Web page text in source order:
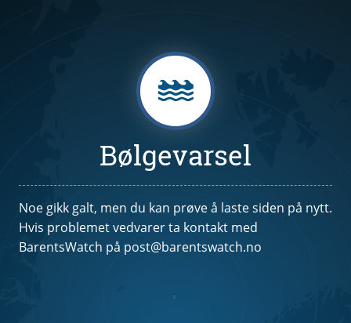
Bølgevarsel
Noe gikk galt, men du kan prøve å laste siden på nytt.
Hvis problemet vedvarer ta kontakt med
BarentsWatch på post@barentswatch.no